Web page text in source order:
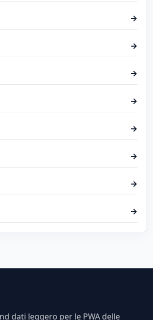
→
→
→
→
→
→
→
→
dati leggero per le PWA delle